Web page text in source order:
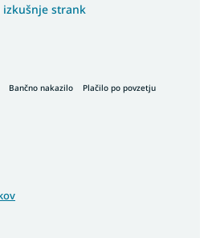
strank
Bančno nakazilo Plačilo po povzetju